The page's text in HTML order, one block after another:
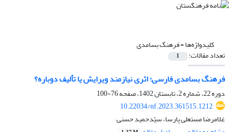
کلیدواژه‌ها =فرهنگ بسامدی
تعداد مقالات: 1
فرهنگ بسامدی فارسی؛ اثری نیازمند ویرایش یا تألیف دوباره؟
دوره 22، شماره 2، تابستان 1402، صفحه
76-100
10.22034/nf.2023.361515.1212
غلامرضا مستعلی پارسا، سیّدحمید حسنی